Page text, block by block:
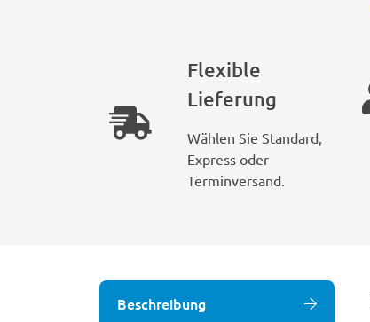
Flexible
Lieferung
Wählen Sie Standard,
Express oder
Terminversand.
Beschreibung